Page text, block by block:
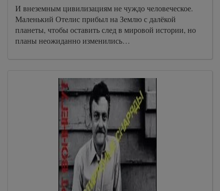
И внеземным цивилизациям не чуждо человеческое.
Маленький Отелис прибыл на Землю с далёкой
планеты, чтобы оставить след в мировой истории, но
планы неожиданно изменились…